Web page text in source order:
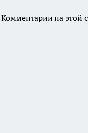
Комментарии на этой